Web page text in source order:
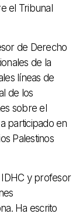
el Tribunal
de Derecho
de la
líneas de
de los
sobre el
participado en
Palestinos
y profesor
Ha escrito